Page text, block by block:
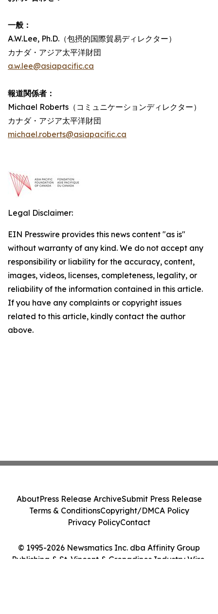
一般：
A.W.Lee, Ph.D.（包摂的国際貿易ディレクター）
カナダ・アジア太平洋財団
a.w.lee@asiapacific.ca
報道関係者：
Michael Roberts（コミュニケーションディレクター）
カナダ・アジア太平洋財団
michael.roberts@asiapacific.ca
Legal Disclaimer:
EIN Presswire provides this news content "as is"
without warranty of any kind. We do not accept any
responsibility or liability for the accuracy, content,
images, videos, licenses, completeness, legality, or
reliability of the information contained in this article.
If you have any complaints or copyright issues
related to this article, kindly contact the author
above.
© 1995-2026 Newsmatics Inc. dba Affinity Group
Publishing & St. Vincent & Grenadines Industry Wire.
AboutPress Release ArchiveSubmit Press Release
Terms & ConditionsCopyright/DMCA Policy
Privacy PolicyContact